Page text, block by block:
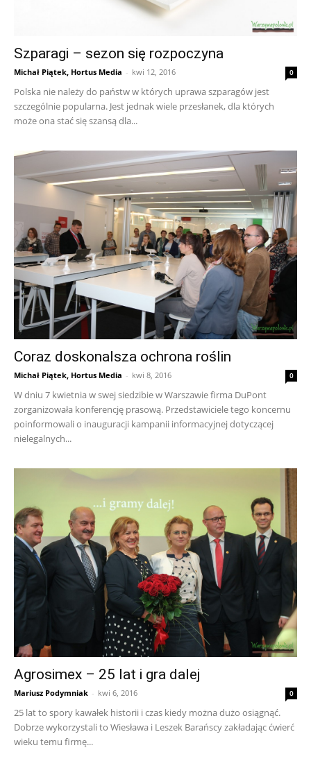
Szparagi – sezon się rozpoczyna
Michał Piątek, Hortus Media - kwi 12, 2016 0
Polska nie należy do państw w których uprawa szparagów jest
szczególnie popularna. Jest jednak wiele przesłanek, dla których
może ona stać się szansą dla...
Coraz doskonalsza ochrona roślin
Michał Piątek, Hortus Media - kwi 8, 2016 0
W dniu 7 kwietnia w swej siedzibie w Warszawie firma DuPont
zorganizowała konferencję prasową. Przedstawiciele tego koncernu
poinformowali o inauguracji kampanii informacyjnej dotyczącej
nielegalnych...
Agrosimex – 25 lat i gra dalej
Mariusz Podymniak - kwi 6, 2016 0
25 lat to spory kawałek historii i czas kiedy można dużo osiągnąć.
Dobrze wykorzystali to Wiesława i Leszek Barańscy zakładając ćwierć
wieku temu firmę...